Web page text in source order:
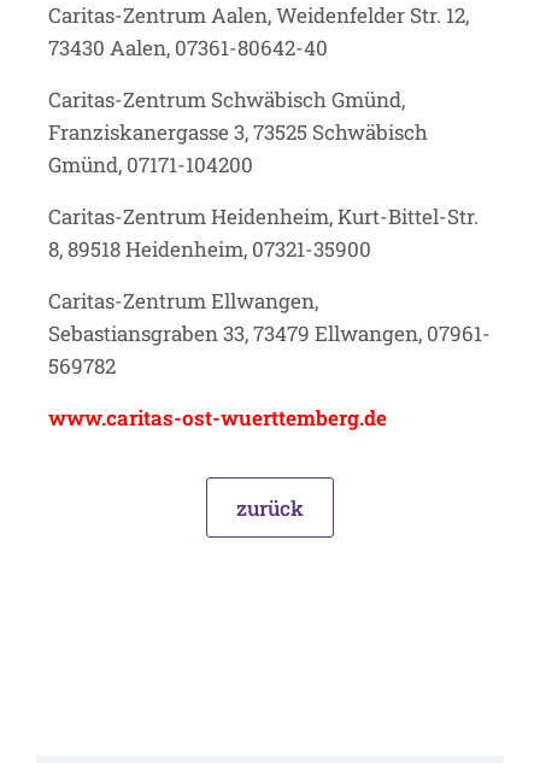
Caritas-Zentrum Aalen, Weidenfelder Str. 12,
73430 Aalen, 07361-80642-40
Caritas-Zentrum Schwäbisch Gmünd,
Franziskanergasse 3, 73525 Schwäbisch
Gmünd, 07171-104200
Caritas-Zentrum Heidenheim, Kurt-Bittel-Str.
8, 89518 Heidenheim, 07321-35900
Caritas-Zentrum Ellwangen,
Sebastiansgraben 33, 73479 Ellwangen, 07961-
569782
www.caritas-ost-wuerttemberg.de
zurück